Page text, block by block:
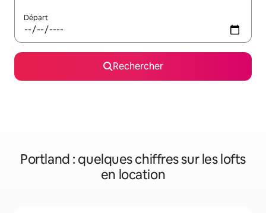
Départ
Rechercher
Portland : quelques chiffres sur les lofts
en location